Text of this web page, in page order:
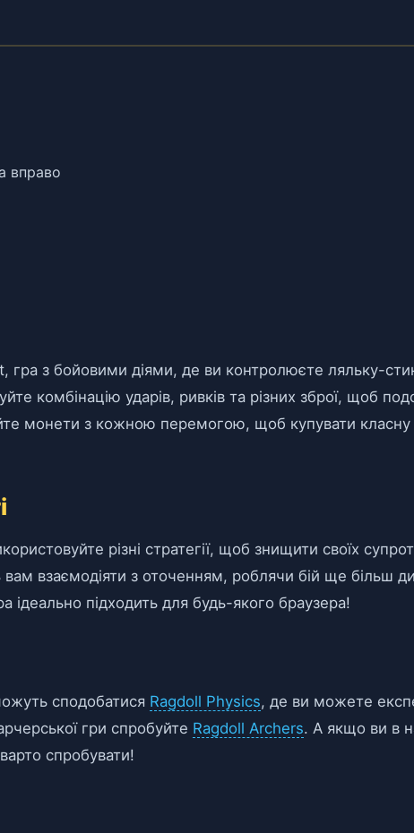
вправо
гра з бойовими діями, де ви контролюєте ляльку-
комбінацію ударів, ривків та різних зброї, щоб
монети з кожною перемогою, щоб купувати
різні стратегії, щоб знищити своїх
взаємодіяти з оточенням, роблячи бій ще більш
ідеально підходить для будь-якого браузера!
сподобатися Ragdoll Physics, де ви можете
гри спробуйте Ragdoll Archers. А якщо ви в
спробувати!